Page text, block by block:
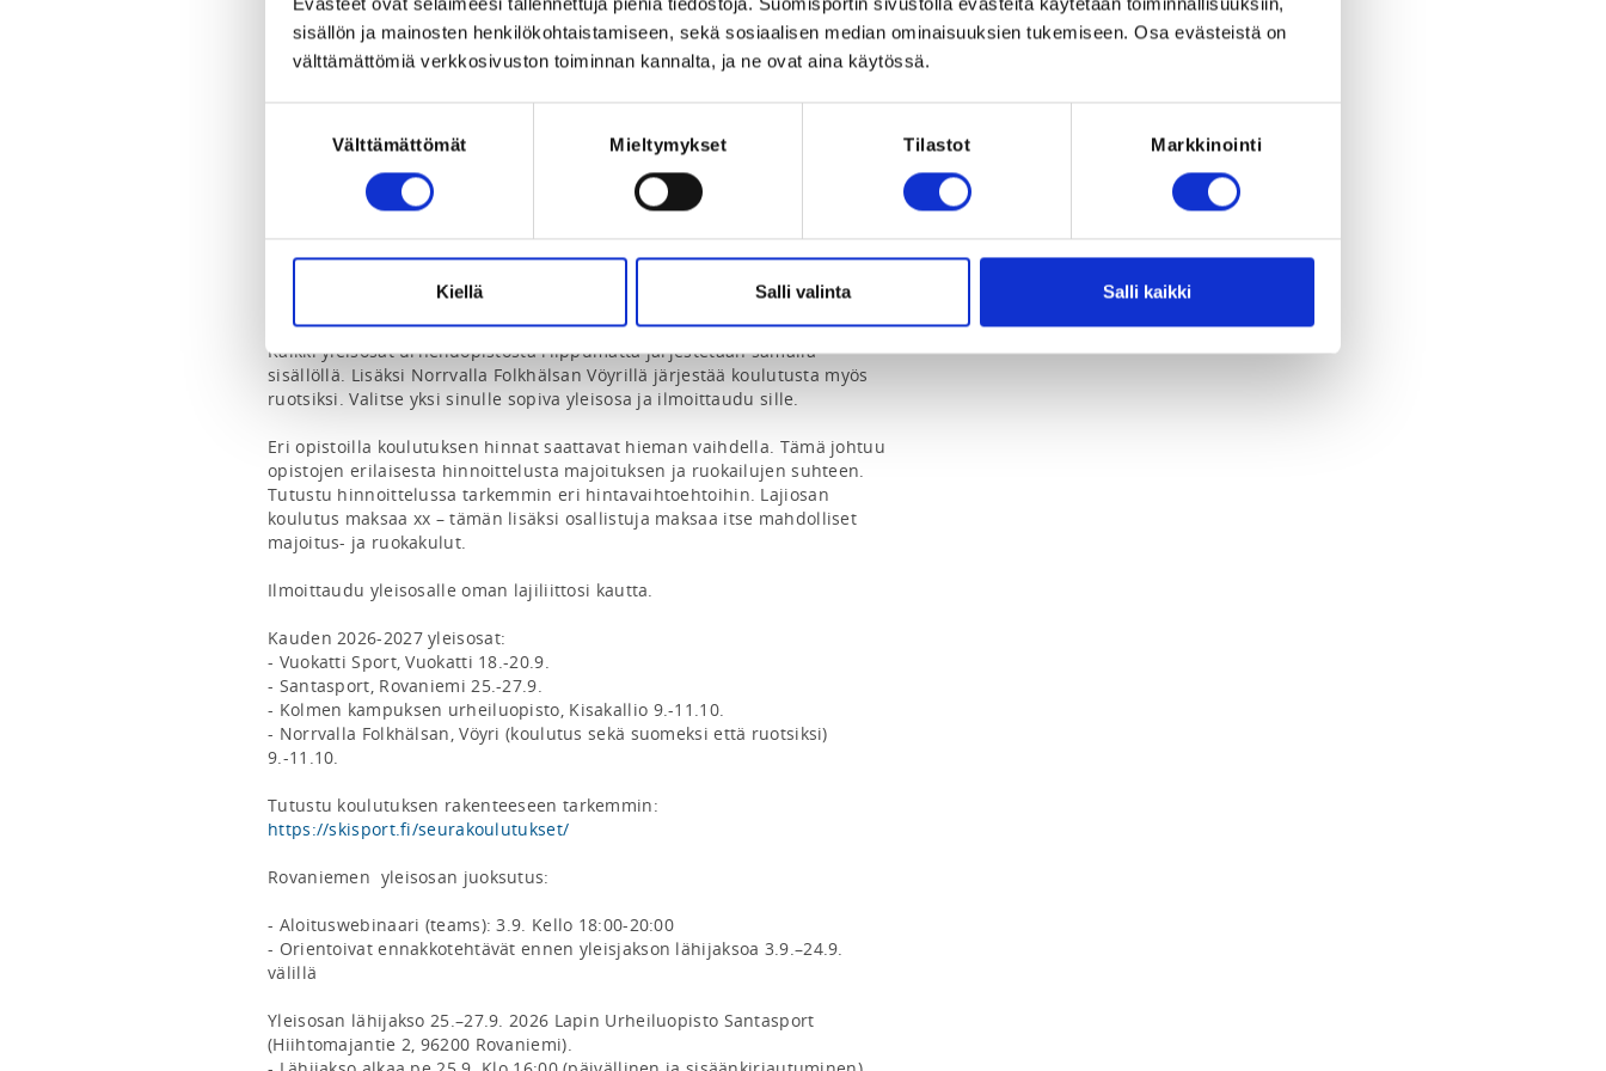
sisällön ja mainosten henkilökohtaistamiseen, sekä sosiaalisen median ominaisuuksien tukemiseen. Osa evästeistä on
välttämättömiä verkkosivuston toiminnan kannalta, ja ne ovat aina käytössä.
Välttämättömät Mieltymykset Tilastot Markkinointi
Kiellä Salli valinta Salli kaikki
la aamupala+päivällinen+iltapala su aamupala, lounas
minna.karhu@skisport.fi
0440211024
lajiosasta. Yleisosa suoritetaan urheiluopistolla, ja mukana yleisosalla on
osallistujia kaikista lumilajeista. Koulutuksen lajiosuuksista infotaan
myöhemmin ja niille ilmoittaudutaan erikseen.
Kaikki yleisosat urheiluopistosta riippumatta järjestetään samalla
sisällöllä. Lisäksi Norrvalla Folkhälsan Vöyrillä järjestää koulutusta myös
ruotsiksi. Valitse yksi sinulle sopiva yleisosa ja ilmoittaudu sille.
Eri opistoilla koulutuksen hinnat saattavat hieman vaihdella. Tämä johtuu
opistojen erilaisesta hinnoittelusta majoituksen ja ruokailujen suhteen.
Tutustu hinnoittelussa tarkemmin eri hintavaihtoehtoihin. Lajiosan
koulutus maksaa xx – tämän lisäksi osallistuja maksaa itse mahdolliset
majoitus- ja ruokakulut.
Ilmoittaudu yleisosalle oman lajiliittosi kautta.
Kauden 2026-2027 yleisosat:
- Vuokatti Sport, Vuokatti 18.-20.9.
- Santasport, Rovaniemi 25.-27.9.
- Kolmen kampuksen urheiluopisto, Kisakallio 9.-11.10.
- Norrvalla Folkhälsan, Vöyri (koulutus sekä suomeksi että ruotsiksi)
9.-11.10.
https://skisport.fi/seurakoulutukset/
Rovaniemen  yleisosan juoksutus:
- Aloituswebinaari (teams): 3.9. Kello 18:00-20:00
- Orientoivat ennakkotehtävät ennen yleisjakson lähijaksoa 3.9.–24.9.
välillä
Yleisosan lähijakso 25.–27.9. 2026 Lapin Urheiluopisto Santasport
(Hiihtomajantie 2, 96200 Rovaniemi).